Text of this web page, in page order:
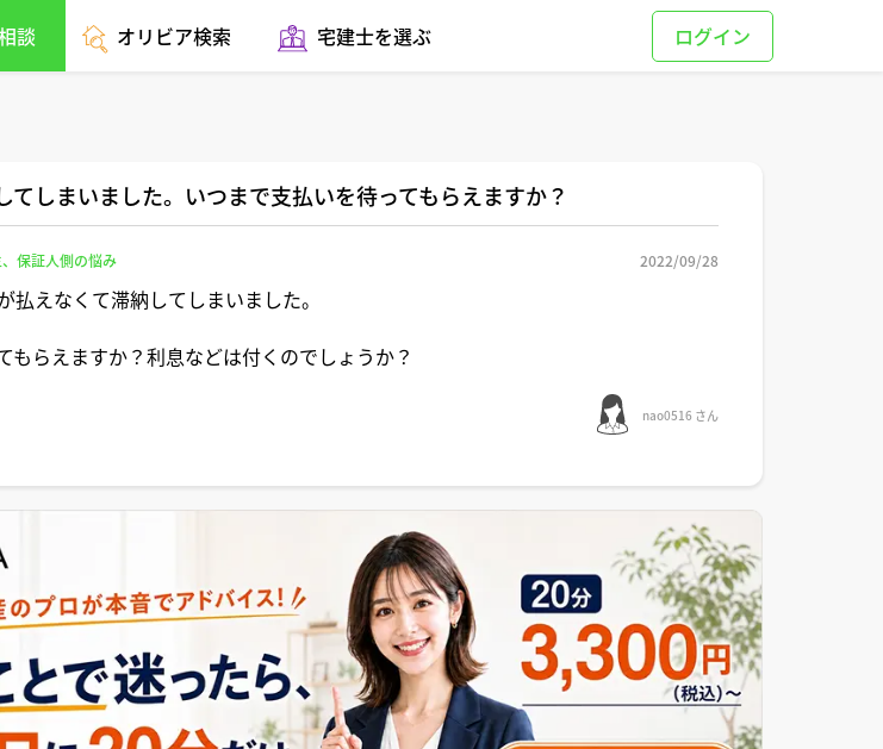
談 オリビア検索 宅建士を選ぶ
てしまいました。いつまで支払いを待ってもらえますか？
保証人側の悩み 2022/09/28
払えなくて滞納してしまいました。
もらえますか？利息などは付くのでしょうか？
nao0516 さん